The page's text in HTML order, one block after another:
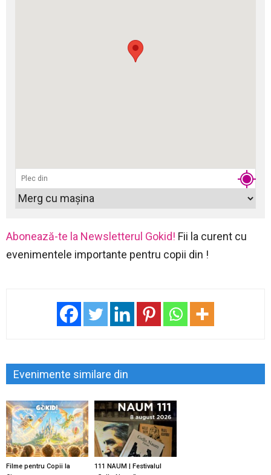
Abonează-te la Newsletterul Gokid! Fii la curent cu
evenimentele importante pentru copii din !
Evenimente similare din
Filme pentru Copii la
111 NAUM | Festivalul